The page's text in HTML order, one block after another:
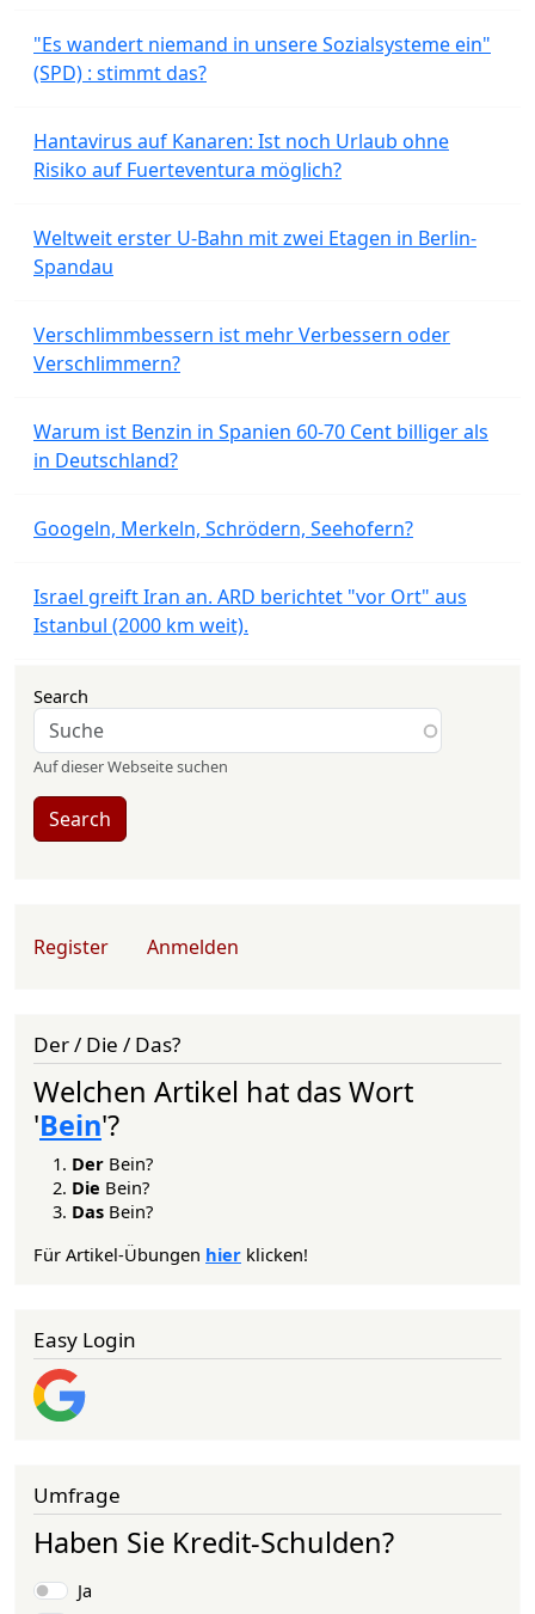
"Es wandert niemand in unsere Sozialsysteme ein"
(SPD) : stimmt das?
Hantavirus auf Kanaren: Ist noch Urlaub ohne
Risiko auf Fuerteventura möglich?
Weltweit erster U-Bahn mit zwei Etagen in Berlin-
Spandau
Verschlimmbessern ist mehr Verbessern oder
Verschlimmern?
Warum ist Benzin in Spanien 60-70 Cent billiger als
in Deutschland?
Googeln, Merkeln, Schrödern, Seehofern?
Israel greift Iran an. ARD berichtet "vor Ort" aus
Istanbul (2000 km weit).
Search
Auf dieser Webseite suchen
Search
User account menu
Register Anmelden
Der / Die / Das?
Welchen Artikel hat das Wort
'Bein'?
Der Bein?
Die Bein?
Das Bein?
Für Artikel-Übungen hier klicken!
Easy Login
Umfrage
Haben Sie Kredit-Schulden?
Auswahlmöglichkeiten
Ja